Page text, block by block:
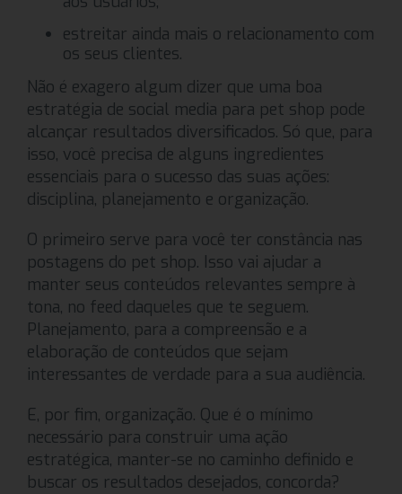
estreitar ainda mais o relacionamento com
os seus clientes.
Não é exagero algum dizer que uma boa
estratégia de social media para pet shop pode
alcançar resultados diversificados. Só que, para
isso, você precisa de alguns ingredientes
essenciais para o sucesso das suas ações:
disciplina, planejamento e organização.
O primeiro serve para você ter constância nas
postagens do pet shop. Isso vai ajudar a
manter seus conteúdos relevantes sempre à
tona, no feed daqueles que te seguem.
Planejamento, para a compreensão e a
elaboração de conteúdos que sejam
interessantes de verdade para a sua audiência.
E, por fim, organização. Que é o mínimo
necessário para construir uma ação
estratégica, manter-se no caminho definido e
buscar os resultados desejados, concorda?